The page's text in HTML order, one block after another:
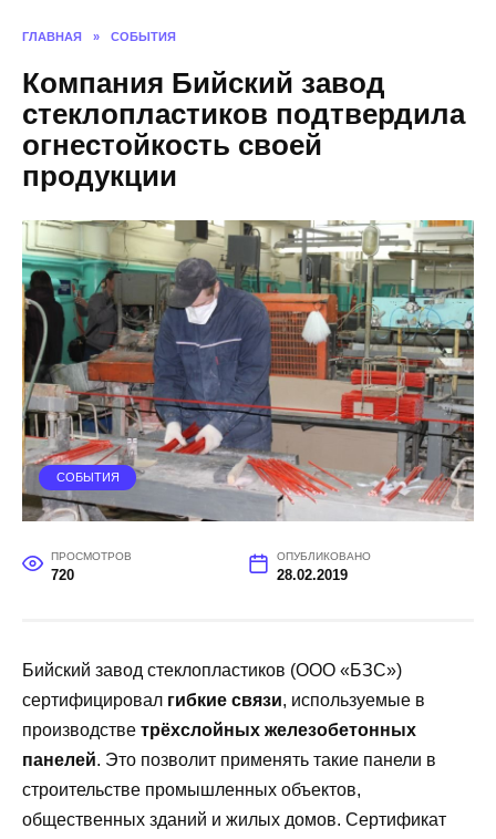
ГЛАВНАЯ » СОБЫТИЯ
Компания Бийский завод
стеклопластиков подтвердила
огнестойкость своей
продукции
СОБЫТИЯ
ПРОСМОТРОВ
720
ОПУБЛИКОВАНО
28.02.2019
Бийский завод стеклопластиков (ООО «БЗС»)
сертифицировал гибкие связи, используемые в
производстве трёхслойных железобетонных
панелей. Это позволит применять такие панели в
строительстве промышленных объектов,
общественных зданий и жилых домов. Сертификат